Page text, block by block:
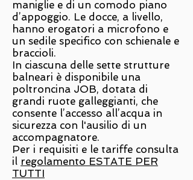
maniglie e di un comodo piano
d’appoggio. Le docce, a livello,
hanno erogatori a microfono e
un sedile specifico con schienale e
braccioli.
In ciascuna delle sette strutture
balneari è disponibile una
poltroncina JOB, dotata di
grandi ruote galleggianti, che
consente l’accesso all’acqua in
sicurezza con l'ausilio di un
accompagnatore.
Per i requisiti e le tariffe consulta
il regolamento ESTATE PER
TUTTI